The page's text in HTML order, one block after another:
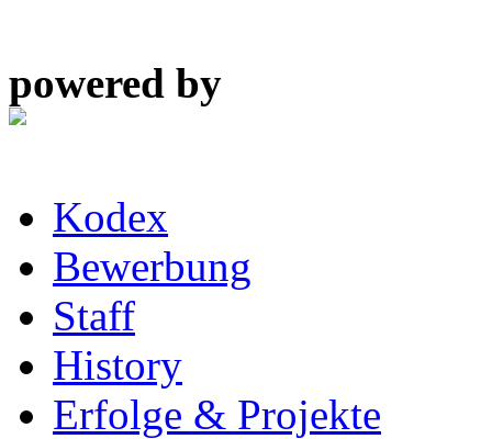
powered by
Kodex
Bewerbung
Staff
History
Erfolge & Projekte